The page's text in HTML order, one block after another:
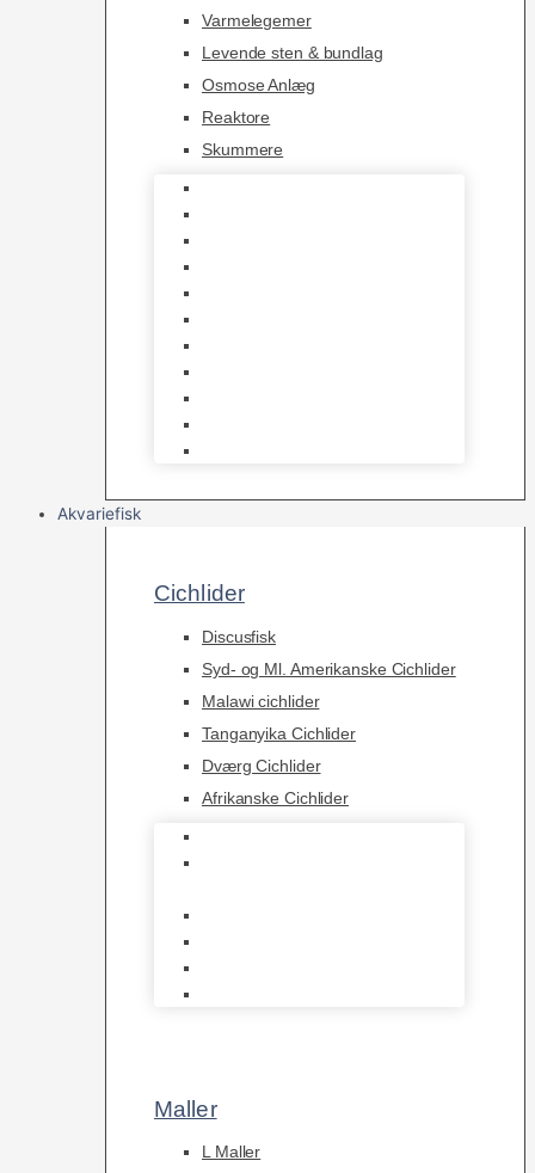
Varmelegemer
Levende sten & bundlag
Osmose Anlæg
Reaktore
Skummere
Akvariefisk
Cichlider
Discusfisk
Syd- og Ml. Amerikanske Cichlider
Malawi cichlider
Tanganyika Cichlider
Dværg Cichlider
Afrikanske Cichlider
Maller
L Maller